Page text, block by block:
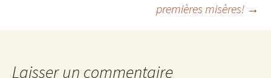
premières misères! →
Laisser un commentaire